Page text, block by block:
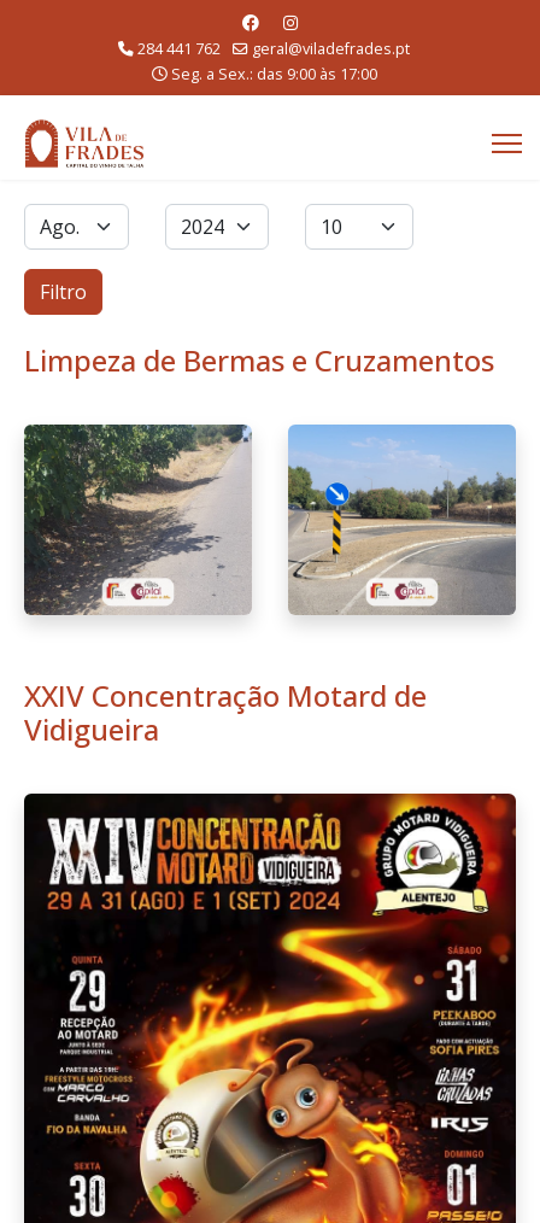
284 441 762
geral@viladefrades.pt
Seg. a Sex.: das 9:00 às 17:00
Filtros
Mês Ano Qtd. a exibir
Filtro
Limpeza de Bermas e Cruzamentos
XXIV Concentração Motard de
Vidigueira